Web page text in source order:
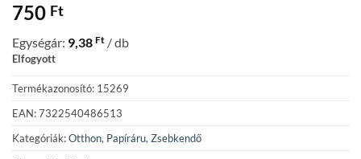
750 Ft
Egységár: 9,38 Ft / db
Elfogyott
Termékazonosító: 15269
EAN: 7322540486513
Kategóriák:Otthon, Papíráru, Zsebkendő